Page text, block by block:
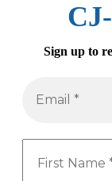
Sign up to